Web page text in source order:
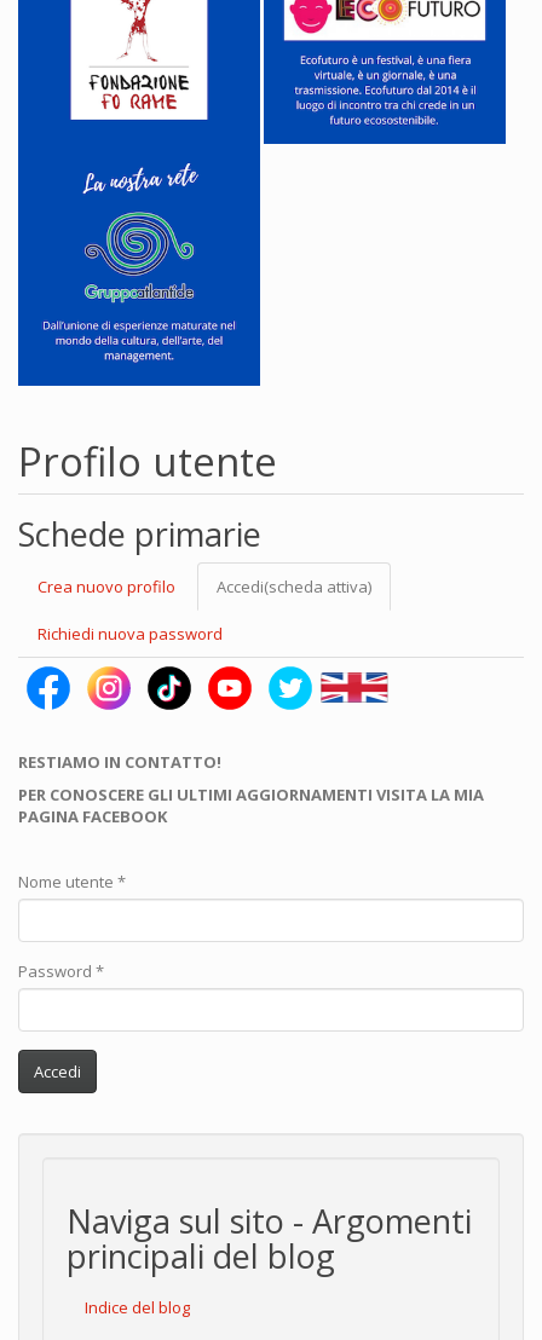
Profilo utente
Schede primarie
Crea nuovo profilo Accedi(scheda attiva)
Richiedi nuova password
RESTIAMO IN CONTATTO!
PER CONOSCERE GLI ULTIMI AGGIORNAMENTI VISITA LA MIA
PAGINA FACEBOOK
Nome utente *
Password *
Accedi
Naviga sul sito - Argomenti
principali del blog
Indice del blog